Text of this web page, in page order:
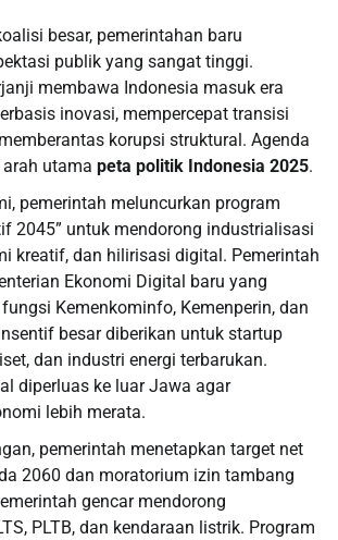
besar, pemerintahan baru
publik yang sangat tinggi.
membawa Indonesia masuk era
inovasi, mempercepat transisi
korupsi struktural. Agenda
utama peta politik Indonesia 2025.
pemerintah meluncurkan program
2045” untuk mendorong industrialisasi
kreatif, dan hilirisasi digital. Pemerintah
Ekonomi Digital baru yang
Kemenkominfo, Kemenperin, dan
besar diberikan untuk startup
dan industri energi terbarukan.
diperluas ke luar Jawa agar
lebih merata.
pemerintah menetapkan target net
2060 dan moratorium izin tambang
gencar mendorong
PLTB, dan kendaraan listrik. Program